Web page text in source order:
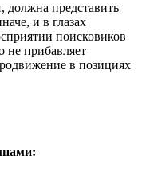
должна представить
и в глазах
поисковиков
не прибавляет
в позициях